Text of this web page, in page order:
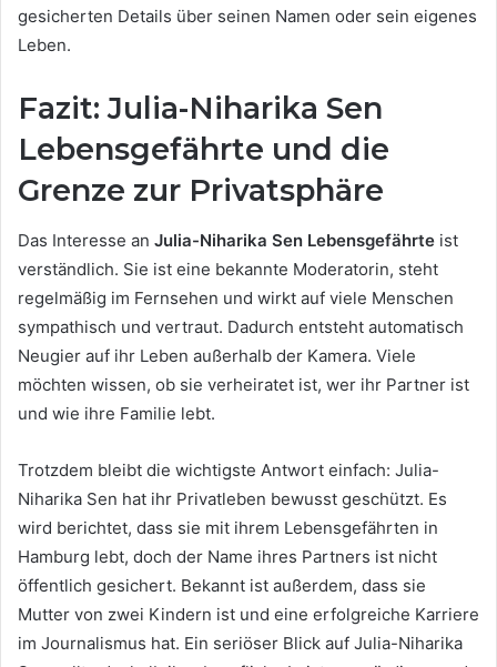
gesicherten Details über seinen Namen oder sein eigenes
Leben.
Fazit: Julia-Niharika Sen
Lebensgefährte und die
Grenze zur Privatsphäre
Das Interesse an Julia-Niharika Sen Lebensgefährte ist
verständlich. Sie ist eine bekannte Moderatorin, steht
regelmäßig im Fernsehen und wirkt auf viele Menschen
sympathisch und vertraut. Dadurch entsteht automatisch
Neugier auf ihr Leben außerhalb der Kamera. Viele
möchten wissen, ob sie verheiratet ist, wer ihr Partner ist
und wie ihre Familie lebt.
Trotzdem bleibt die wichtigste Antwort einfach: Julia-
Niharika Sen hat ihr Privatleben bewusst geschützt. Es
wird berichtet, dass sie mit ihrem Lebensgefährten in
Hamburg lebt, doch der Name ihres Partners ist nicht
öffentlich gesichert. Bekannt ist außerdem, dass sie
Mutter von zwei Kindern ist und eine erfolgreiche Karriere
im Journalismus hat. Ein seriöser Blick auf Julia-Niharika